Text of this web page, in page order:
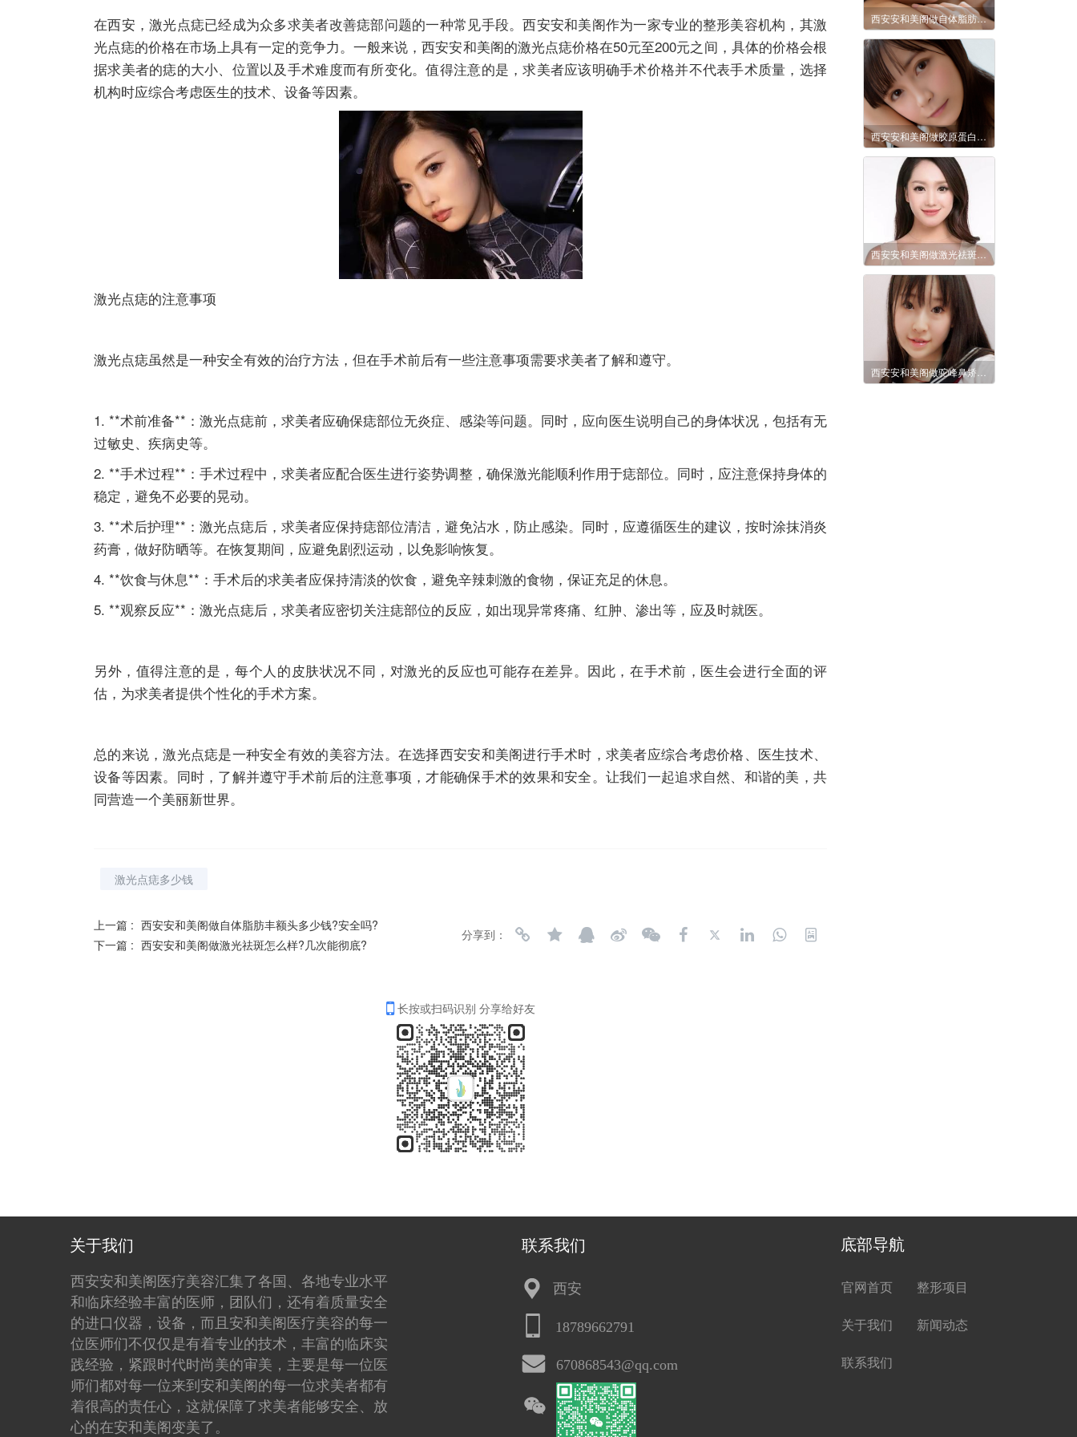
在西安，激光点痣已经成为众多求美者改善痣部问题的一种常见手段。西安安和美阁作为一家专业的整形美容机构，其激
光点痣的价格在市场上具有一定的竞争力。一般来说，西安安和美阁的激光点痣价格在50元至200元之间，具体的价格会根
据求美者的痣的大小、位置以及手术难度而有所变化。值得注意的是，求美者应该明确手术价格并不代表手术质量，选择
机构时应综合考虑医生的技术、设备等因素。
激光点痣的注意事项
激光点痣虽然是一种安全有效的治疗方法，但在手术前后有一些注意事项需要求美者了解和遵守。
1. **术前准备**：激光点痣前，求美者应确保痣部位无炎症、感染等问题。同时，应向医生说明自己的身体状况，包括有无
过敏史、疾病史等。
2. **手术过程**：手术过程中，求美者应配合医生进行姿势调整，确保激光能顺利作用于痣部位。同时，应注意保持身体的
稳定，避免不必要的晃动。
3. **术后护理**：激光点痣后，求美者应保持痣部位清洁，避免沾水，防止感染。同时，应遵循医生的建议，按时涂抹消炎
药膏，做好防晒等。在恢复期间，应避免剧烈运动，以免影响恢复。
4. **饮食与休息**：手术后的求美者应保持清淡的饮食，避免辛辣刺激的食物，保证充足的休息。
5. **观察反应**：激光点痣后，求美者应密切关注痣部位的反应，如出现异常疼痛、红肿、渗出等，应及时就医。
另外，值得注意的是，每个人的皮肤状况不同，对激光的反应也可能存在差异。因此，在手术前，医生会进行全面的评
估，为求美者提供个性化的手术方案。
总的来说，激光点痣是一种安全有效的美容方法。在选择西安安和美阁进行手术时，求美者应综合考虑价格、医生技术、
设备等因素。同时，了解并遵守手术前后的注意事项，才能确保手术的效果和安全。让我们一起追求自然、和谐的美，共
同营造一个美丽新世界。
激光点痣多少钱
上一篇 : 西安安和美阁做自体脂肪丰额头多少钱?安全吗?
下一篇 : 西安安和美阁做激光祛斑怎么样?几次能彻底?
分享到：
长按或扫码识别 分享给好友
西安安和美阁做自体脂肪丰额头多少钱?效果怎么样?
西安安和美阁做胶原蛋白垫下巴好吗?要多少钱?
西安安和美阁做激光祛斑多少钱?会不会反弹?
西安安和美阁做驼峰鼻矫正价格贵不贵?会不会留疤?
关于我们
西安安和美阁医疗美容汇集了各国、各地专业水平
和临床经验丰富的医师，团队们，还有着质量安全
的进口仪器，设备，而且安和美阁医疗美容的每一
位医师们不仅仅是有着专业的技术，丰富的临床实
践经验，紧跟时代时尚美的审美，主要是每一位医
师们都对每一位来到安和美阁的每一位求美者都有
着很高的责任心，这就保障了求美者能够安全、放
心的在安和美阁变美了。
联系我们
西安
18789662791
670868543@qq.com
底部导航
官网首页 整形项目
关于我们 新闻动态
联系我们